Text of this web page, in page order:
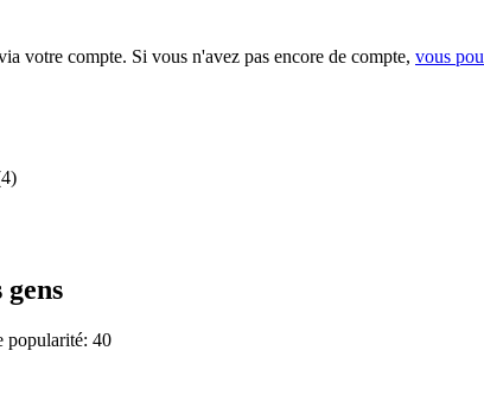
votre compte. Si vous n'avez pas encore de compte, vous
popularité: 40